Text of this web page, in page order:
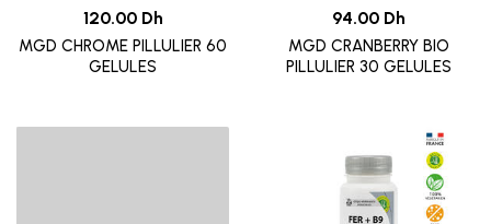
120.00 Dh
MGD CHROME PILLULIER 60
GELULES
94.00 Dh
MGD CRANBERRY BIO
PILLULIER 30 GELULES